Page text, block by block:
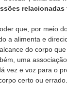
relacionadas
que, por meio
a alimenta e
do corpo
uma
vez e voz para o
certo ou